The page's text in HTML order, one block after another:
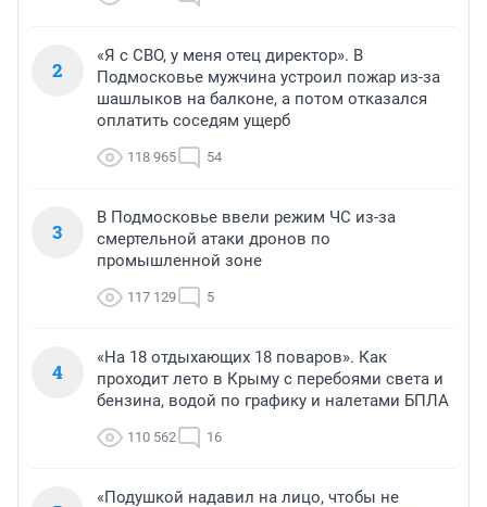
2
«Я с СВО, у меня отец директор». В
Подмосковье мужчина устроил пожар из-за
шашлыков на балконе, а потом отказался
оплатить соседям ущерб
118 965 54
3
В Подмосковье ввели режим ЧС из-за
смертельной атаки дронов по
промышленной зоне
117 129 5
4
«На 18 отдыхающих 18 поваров». Как
проходит лето в Крыму с перебоями света и
бензина, водой по графику и налетами БПЛА
110 562 16
«Подушкой надавил на лицо, чтобы не